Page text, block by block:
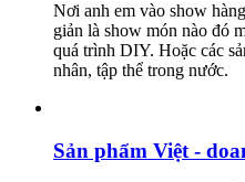
Nơi anh em vào show
giản là show món nào đó
quá trình DIY. Hoặc các
nhân, tập thể trong nước.
Sản phẩm Việt -